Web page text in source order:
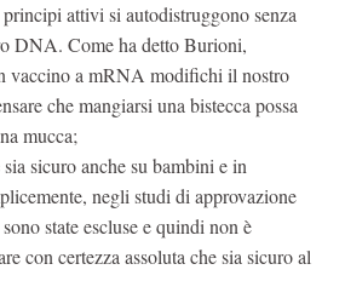
attivi si autodistruggono senza
DNA. Come ha detto Burioni,
vaccino a mRNA modifichi il nostro
che mangiarsi una bistecca possa
mucca;
sia sicuro anche su bambini e in
negli studi di approvazione
state escluse e quindi non è
con certezza assoluta che sia sicuro al